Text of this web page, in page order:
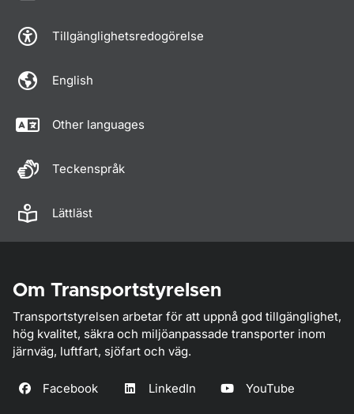
Tillgänglighetsredogörelse
English
Other languages
Teckenspråk
Lättläst
Om Transportstyrelsen
Transportstyrelsen arbetar för att uppnå god tillgänglighet,
hög kvalitet, säkra och miljöanpassade transporter inom
järnväg, luftfart, sjöfart och väg.
Facebook LinkedIn YouTube